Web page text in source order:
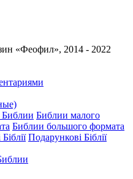
«Феофил», 2014 - 2022
Библии малого
Библии большого формата
Подарункові Біблії